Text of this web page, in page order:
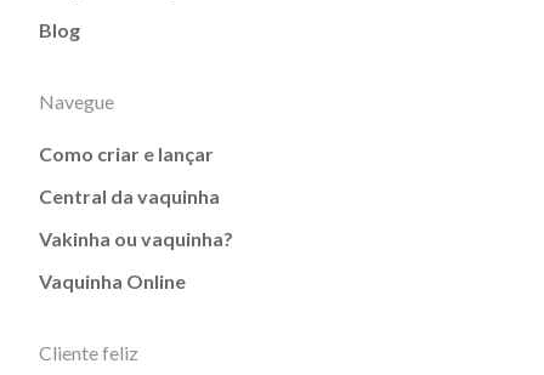
Blog
Navegue
Como criar e lançar
Central da vaquinha
Vakinha ou vaquinha?
Vaquinha Online
Cliente feliz